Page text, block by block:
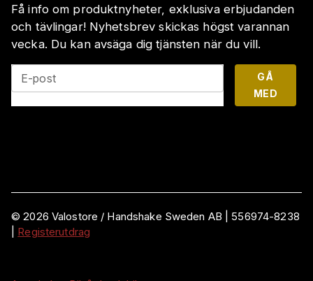
Få info om produktnyheter, exklusiva erbjudanden
och tävlingar! Nyhetsbrev skickas högst varannan
vecka. Du kan avsäga dig tjänsten när du vill.
E-post
GÅ
MED
©2026 Valostore / Handshake Sweden AB
556974-8238
Registerutdrag